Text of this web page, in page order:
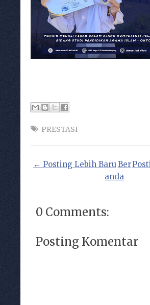
PRESTASI
← Posting Lebih BaruBer
anda
0 Comments:
Posting Komentar